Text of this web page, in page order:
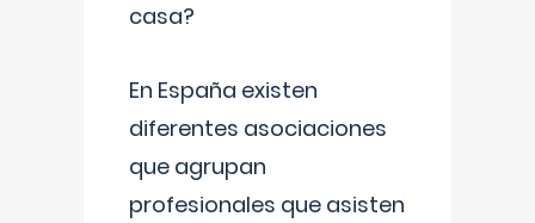
casa?
En España existen
diferentes asociaciones
que agrupan
profesionales que asisten